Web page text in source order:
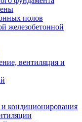
полов
железобетонной
вентиляция и
кондиционирования